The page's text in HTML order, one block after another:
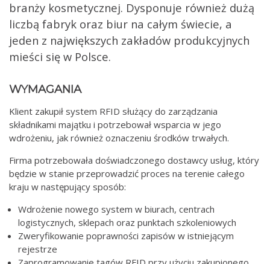
branży kosmetycznej. Dysponuje również dużą
liczbą fabryk oraz biur na całym świecie, a
jeden z największych zakładów produkcyjnych
mieści się w Polsce.
WYMAGANIA
Klient zakupił system RFID służący do zarządzania
składnikami majątku i potrzebował wsparcia w jego
wdrożeniu, jak również oznaczeniu środków trwałych.
Firma potrzebowała doświadczonego dostawcy usług, który
będzie w stanie przeprowadzić proces na terenie całego
kraju w następujący sposób:
Wdrożenie nowego system w biurach, centrach
logistycznych, sklepach oraz punktach szkoleniowych
Zweryfikowanie poprawności zapisów w istniejącym
rejestrze